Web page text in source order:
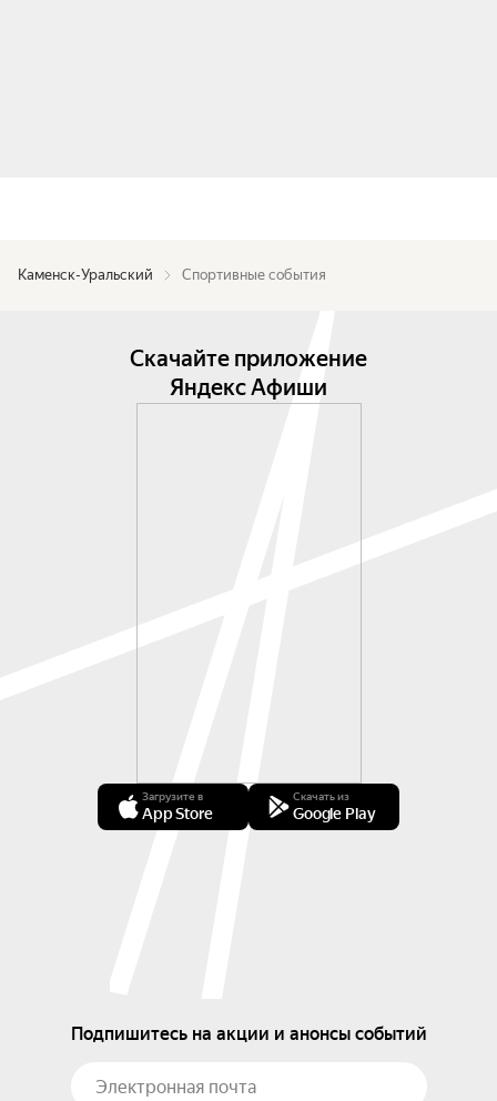
Каменск-Уральский Спортивные события
Скачайте приложение
Яндекс Афиши
Загрузите в
App Store
Скачать из
Google Play
Подпишитесь на акции и анонсы событий